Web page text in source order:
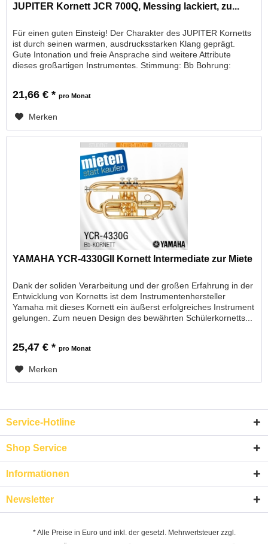
JUPITER Kornett JCR 700Q, Messing lackiert, zu...
Für einen guten Einsteig! Der Charakter des JUPITER Kornetts
ist durch seinen warmen, ausdrucksstarken Klang geprägt.
Gute Intonation und freie Ansprache sind weitere Attribute
dieses großartigen Instrumentes. Stimmung: Bb Bohrung:
21,66 € *pro Monat
Merken
YAMAHA YCR-4330GII Kornett Intermediate zur Miete
Dank der soliden Verarbeitung und der großen Erfahrung in der
Entwicklung von Kornetts ist dem Instrumentenhersteller
Yamaha mit dieses Kornett ein äußerst erfolgreiches Instrument
gelungen. Zum neuen Design des bewährten Schülerkornetts...
25,47 € *pro Monat
Merken
Service-Hotline
Shop Service
Informationen
Newsletter
* Alle Preise in Euro und inkl. der gesetzl. Mehrwertsteuer zzgl.